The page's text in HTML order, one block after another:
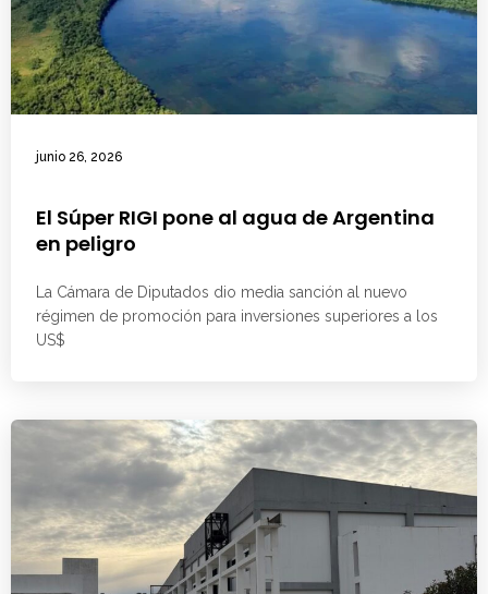
junio 26, 2026
El Súper RIGI pone al agua de Argentina
en peligro
La Cámara de Diputados dio media sanción al nuevo
régimen de promoción para inversiones superiores a los
US$